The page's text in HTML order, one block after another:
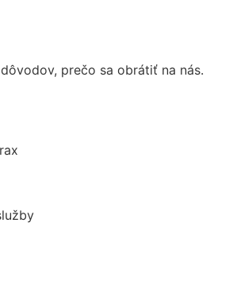
prečo sa obrátiť na nás.